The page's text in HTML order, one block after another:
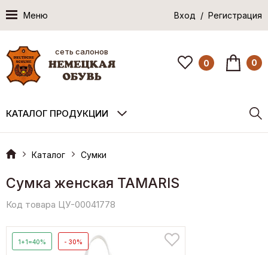
Меню Вход / Регистрация
сеть салонов
0 0
КАТАЛОГ ПРОДУКЦИИ
Каталог Сумки
Сумка женская TAMARIS
Код товара ЦУ-00041778
1+1=40% - 30%